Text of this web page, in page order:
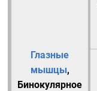
Глазные
мышцы,
Бинокулярное